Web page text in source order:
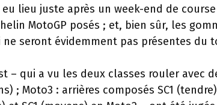
lieu juste après un week-end de
MotoGP posés ; et, bien sûr, les
ne seront évidemment pas présentes du
– qui a vu les deux classes rouler avec
; Moto3 : arrières composés SC1